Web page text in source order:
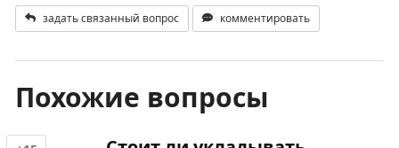
задать связанный вопрос комментировать
Похожие вопросы